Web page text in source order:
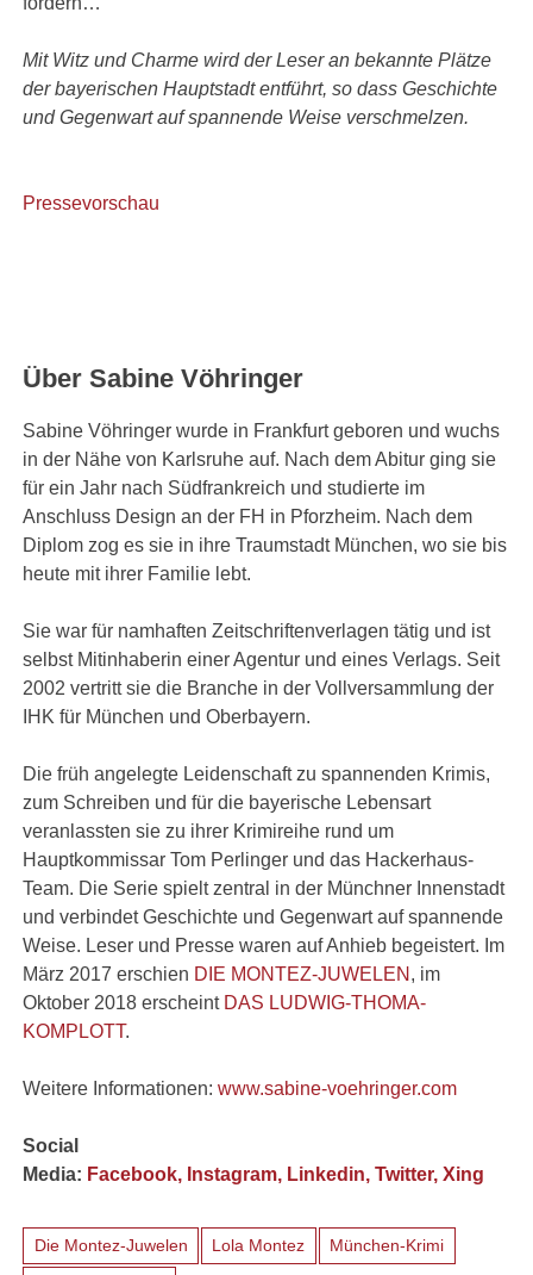
Mit Witz und Charme wird der Leser an bekannte Plätze
der bayerischen Hauptstadt entführt, so dass Geschichte
und Gegenwart auf spannende Weise verschmelzen.
Pressevorschau
Über Sabine Vöhringer
Sabine Vöhringer wurde in Frankfurt geboren und wuchs
in der Nähe von Karlsruhe auf. Nach dem Abitur ging sie
für ein Jahr nach Südfrankreich und studierte im
Anschluss Design an der FH in Pforzheim. Nach dem
Diplom zog es sie in ihre Traumstadt München, wo sie bis
heute mit ihrer Familie lebt.
Sie war für namhaften Zeitschriftenverlagen tätig und ist
selbst Mitinhaberin einer Agentur und eines Verlags. Seit
2002 vertritt sie die Branche in der Vollversammlung der
IHK für München und Oberbayern.
Die früh angelegte Leidenschaft zu spannenden Krimis,
zum Schreiben und für die bayerische Lebensart
veranlassten sie zu ihrer Krimireihe rund um
Hauptkommissar Tom Perlinger und das Hackerhaus-
Team. Die Serie spielt zentral in der Münchner Innenstadt
und verbindet Geschichte und Gegenwart auf spannende
Weise. Leser und Presse waren auf Anhieb begeistert. Im
März 2017 erschien DIE MONTEZ-JUWELEN , im
Oktober 2018 erscheint DAS LUDWIG-THOMA-
KOMPLOTT.
Weitere Informationen:www.sabine-voehringer.com
Social
Media: Facebook, Instagram, Linkedin,Twitter,Xing
Die Montez-Juwelen Lola Montez München-Krimi